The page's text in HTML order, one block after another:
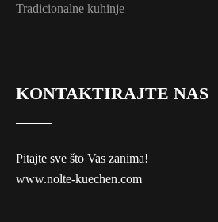
Tradicionalne kuhinje
KONTAKTIRAJTE NAS
Pitajte sve što Vas zanima!
www.nolte-kuechen.com